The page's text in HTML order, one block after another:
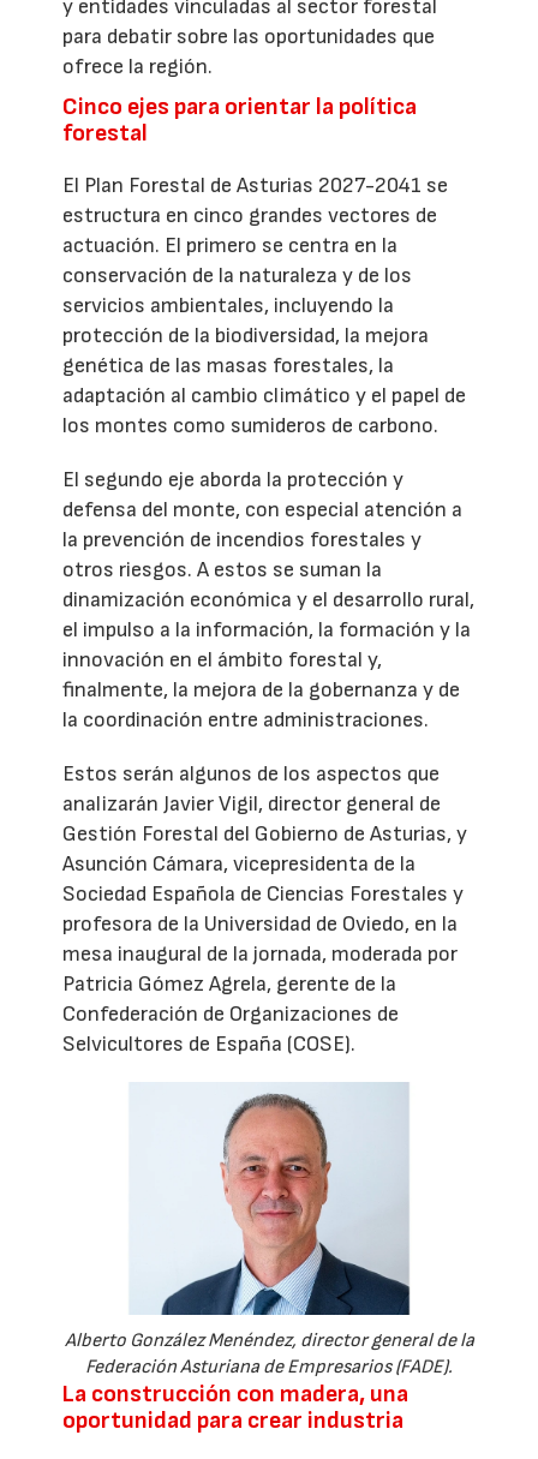
y entidades vinculadas al sector forestal
para debatir sobre las oportunidades que
ofrece la región.
Cinco ejes para orientar la política
forestal
El Plan Forestal de Asturias 2027-2041 se
estructura en cinco grandes vectores de
actuación. El primero se centra en la
conservación de la naturaleza y de los
servicios ambientales, incluyendo la
protección de la biodiversidad, la mejora
genética de las masas forestales, la
adaptación al cambio climático y el papel de
los montes como sumideros de carbono.
El segundo eje aborda la protección y
defensa del monte, con especial atención a
la prevención de incendios forestales y
otros riesgos. A estos se suman la
dinamización económica y el desarrollo rural,
el impulso a la información, la formación y la
innovación en el ámbito forestal y,
finalmente, la mejora de la gobernanza y de
la coordinación entre administraciones.
Estos serán algunos de los aspectos que
analizarán Javier Vigil, director general de
Gestión Forestal del Gobierno de Asturias, y
Asunción Cámara, vicepresidenta de la
Sociedad Española de Ciencias Forestales y
profesora de la Universidad de Oviedo, en la
mesa inaugural de la jornada, moderada por
Patricia Gómez Agrela, gerente de la
Confederación de Organizaciones de
Selvicultores de España (COSE).
Alberto González Menéndez, director general de la
Federación Asturiana de Empresarios (FADE).
La construcción con madera, una
oportunidad para crear industria